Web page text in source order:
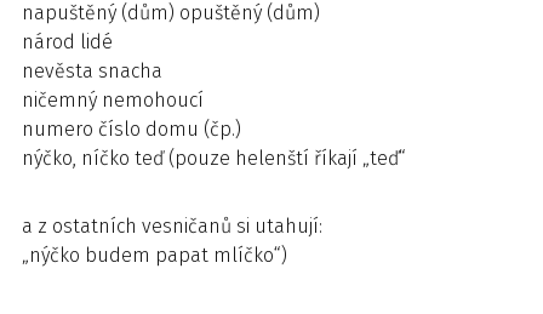
napuštěný (dům) opuštěný (dům)
národ lidé
nevěsta snacha
ničemný nemohoucí
numero číslo domu (čp.)
nýčko, níčko teď (pouze helenští říkají „teď“
a z ostatních vesničanů si utahují:
„nýčko budem papat mlíčko“)